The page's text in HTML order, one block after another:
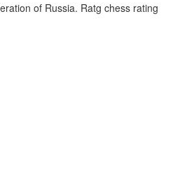
of Russia. Ratg chess rating